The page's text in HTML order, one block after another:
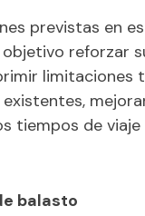
previstas en
reforzar
limitaciones
tiempos de viaje
balasto